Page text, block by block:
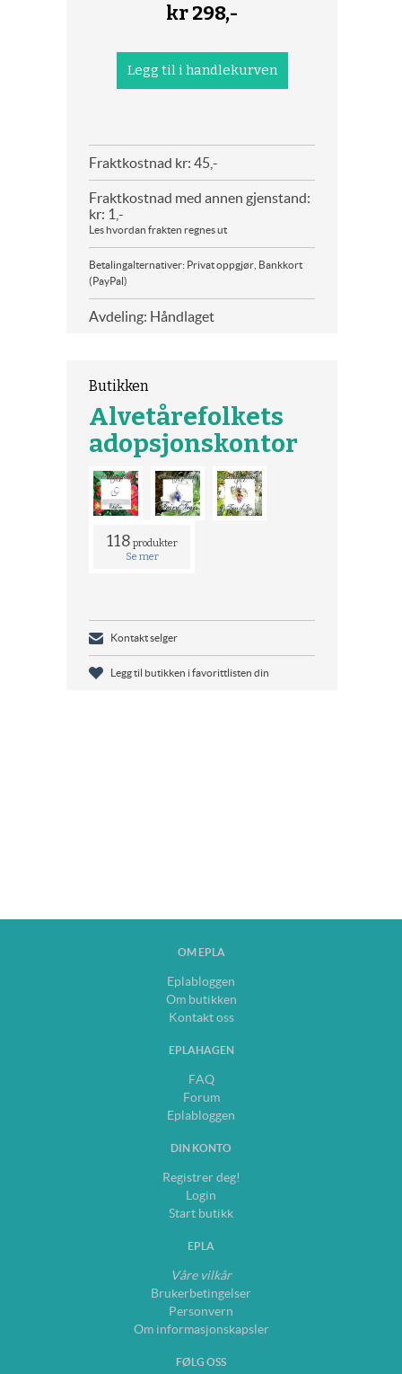
kr298,-
Fraktkostnad kr: 45,-
Fraktkostnad med annen gjenstand:
kr: 1,-
Les hvordan frakten regnes ut
Betalingalternativer: Privat oppgjør, Bankkort
(PayPal)
Avdeling: Håndlaget
Butikken
Alvetårefolkets
adopsjonskontor
118 produkter
Se mer
Kontakt selger
Legg til butikken i favorittlisten din
OM EPLA
Eplabloggen
Om butikken
Kontakt oss
EPLAHAGEN
FAQ
Forum
Eplabloggen
DIN KONTO
Registrer deg!
Login
Start butikk
EPLA
Våre vilkår
Brukerbetingelser
Personvern
Om informasjonskapsler
FØLG OSS